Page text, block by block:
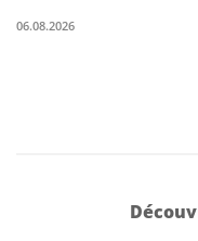
06.08.2026